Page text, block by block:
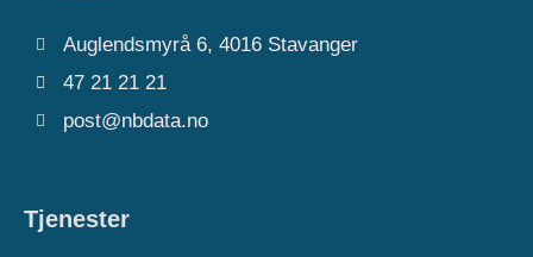
Auglendsmyrå 6, 4016 Stavanger
47 21 21 21
post@nbdata.no
Tjenester